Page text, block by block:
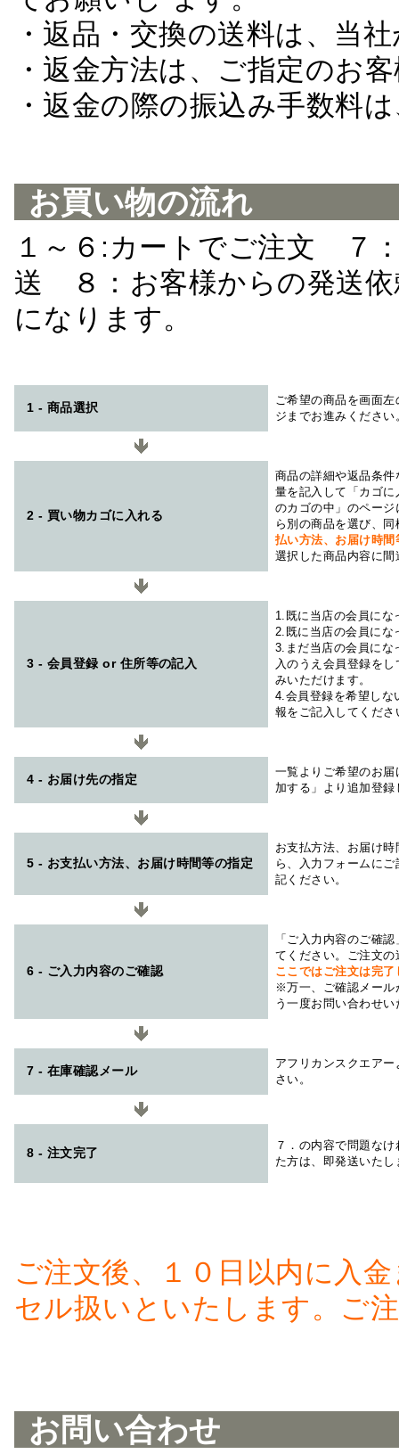
・返品・交換の送料は、当
・返金方法は、ご指定のお
・返金の際の振込み手数料
お買い物の流れ
１～６:カートでご注文 ７
送 ８：お客様からの発送
になります。
1 - 商品選択
ご希望の商品を画面
ジまでお進みください
2 - 買い物カゴに入れる
商品の詳細や返品条
量を記入して「カゴ
のカゴの中」のペー
ら別の商品を選び、
払い方法、お届け時
選択した商品内容に
3 - 会員登録 or 住所等の記入
1.既に当店の会員にな
2.既に当店の会員にな
3.まだ当店の会員にな
入のうえ会員登録を
みいただけます。
4.会員登録を希望しな
報をご記入してくださ
4 - お届け先の指定
一覧よりご希望のお
加する」より追加登
5 - お支払い方法、お届け時間等の指定
お支払方法、お届け
ら、入力フォームに
記ください。
6 - ご入力内容のご確認
「ご入力内容のご確
てください。ご注文
ここではご注文は完
※万一、ご確認メール
う一度お問い合わせ
7 - 在庫確認メール
アフリカンスクエアー
さい。
8 - 注文完了
７．の内容で問題な
た方は、即発送いたし
ご注文後、１０日以内に入
セル扱いといたします。ご
お問い合わせ